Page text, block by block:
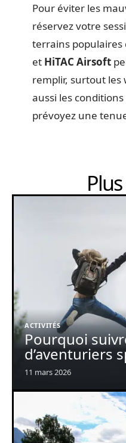
Pour éviter les
réservez votre
terrains populaires
et HiTAC Airsoft
remplir, surtout les
aussi les
prévoyez une
ACTIVITÉS
Pourquoi
d’aventuriers
11 mars 2026